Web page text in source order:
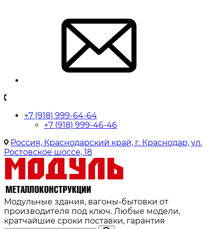
+7 (918) 999-64-64
+7 (918) 999-46-46
Россия, Краснодарский край, г. Краснодар, ул.
Ростовское шоссе, 18
Модульные здания, вагоны-бытовки от
производителя под ключ. Любые модели,
кратчайшие сроки поставки, гарантия